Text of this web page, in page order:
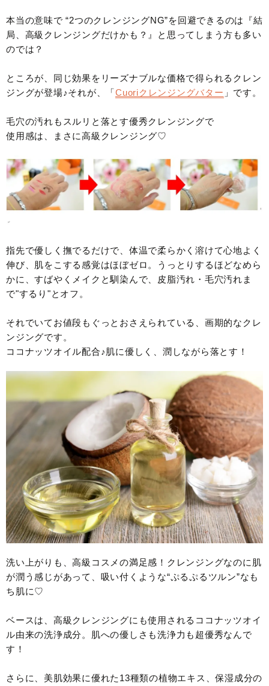
本当の意味で “2つのクレンジングNG”を回避できるのは『結
局、高級クレンジングだけかも？』と思ってしまう方も多い
のでは？
ところが、同じ効果をリーズナブルな価格で得られるクレン
ジングが登場♪それが、「Cuoriクレンジングバター 」です。
毛穴の汚れもスルリと落とす優秀クレンジングで
使用感は、まさに高級クレンジング♡
指先で優しく撫でるだけで、体温で柔らかく溶けて心地よく
伸び、肌をこする感覚はほぼゼロ。うっとりするほどなめら
かに、すばやくメイクと馴染んで、皮脂汚れ・毛穴汚れま
で"するり"とオフ。
それでいてお値段もぐっとおさえられている、画期的なクレ
ンジングです。
ココナッツオイル配合♪肌に優しく、潤しながら落とす！
洗い上がりも、高級コスメの満足感！クレンジングなのに肌
が潤う感じがあって、吸い付くような“ぷるぷるツルン”なも
ち肌に♡
ベースは、高級クレンジングにも使用されるココナッツオイ
ル由来の洗浄成分。肌への優しさも洗浄力も超優秀なんで
す！
さらに、美肌効果に優れた13種類の植物エキス、保湿成分の